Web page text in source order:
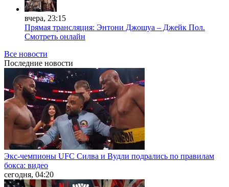
вчера, 23:15
Прямая трансляция: Энтони Джошуа – Джейк Пол.
Смотреть онлайн
Все новости
Последние новости
Экс-чемпионы UFC Силва и Вудли подрались по правилам
бокса: видео
сегодня, 04:20